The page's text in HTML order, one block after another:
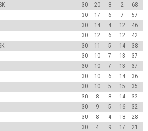
30 20 8 2
68
30 17 6 7
57
30 14 4 12
46
30 12 6 12
42
30 11 5 14
38
30 10 7 13
37
30 10 7 13
37
30 10 6 14
36
30 10 5 15
35
30 8 8 14
32
30 9 5 16
32
30 8 4 18
28
30 4 9 17
21